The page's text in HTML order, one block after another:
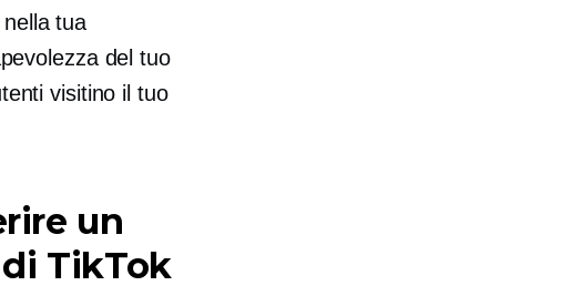
tua
del tuo
visitino il tuo
un
TikTok